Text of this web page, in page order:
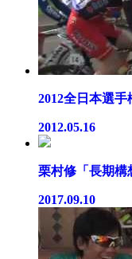
2012全日本選
2012.05.16
栗村修「長期構
2017.09.10